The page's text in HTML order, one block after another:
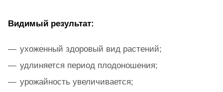
Видимый результат:
ухоженный здоровый вид растений;
удлиняется период плодоношения;
урожайность увеличивается;